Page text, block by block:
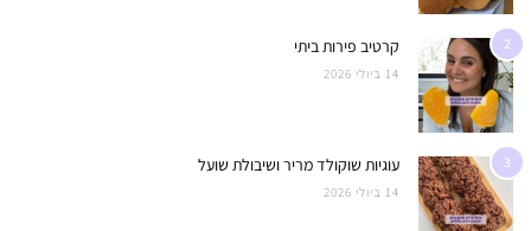
2 קרטיב פירות ביתי
14 ביולי 2026
3 עוגיות שוקולד מריר ושיבולת שועל
14 ביולי 2026